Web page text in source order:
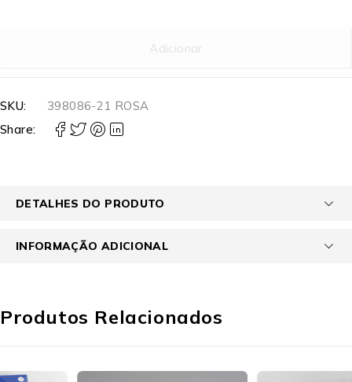
Adicionar
SKU:
398086-21 ROSA
Share:
DETALHES DO PRODUTO
INFORMAÇÃO ADICIONAL
Produtos Relacionados